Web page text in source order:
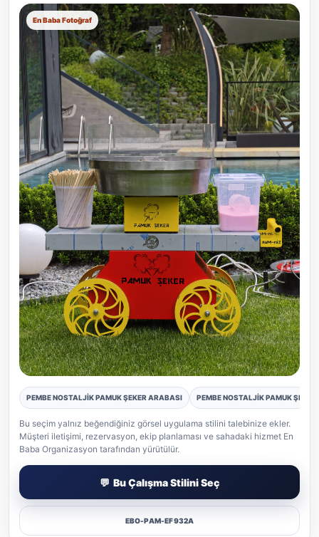
En Baba Fotoğraf
Pamuk Şeker gerçek etkinlik uygulaması
PEMBE NOSTALJİK PAMUK ŞEKER ARABASI PEMBE NOSTALJİK PAMUK
Bu seçim yalnız beğendiğiniz görsel uygulama stilini talebinize ekler.
Müşteri iletişimi, rezervasyon, ekip planlaması ve sahadaki hizmet En
Baba Organizasyon tarafından yürütülür.
Bu Çalışma Stilini Seç
EBO-PAM-EF932A